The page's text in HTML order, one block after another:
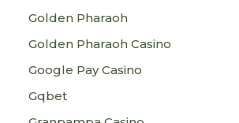
Golden Pharaoh
Golden Pharaoh Casino
Google Pay Casino
Gqbet